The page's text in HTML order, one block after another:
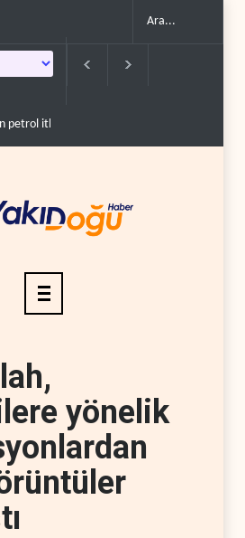
ithalatını 40 yıl sonra i..
yönelik